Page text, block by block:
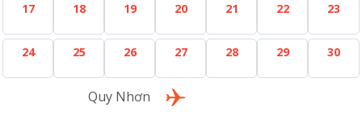
17 18 19 20 21 22 23
24 25 26 27 28 29 30
Quy Nhơn